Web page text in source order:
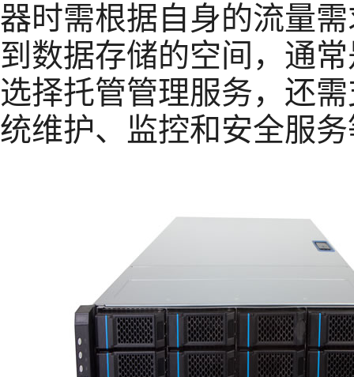
器时需根据自身的流量
到数据存储的空间，通
选择托管管理服务，还
统维护、监控和安全服